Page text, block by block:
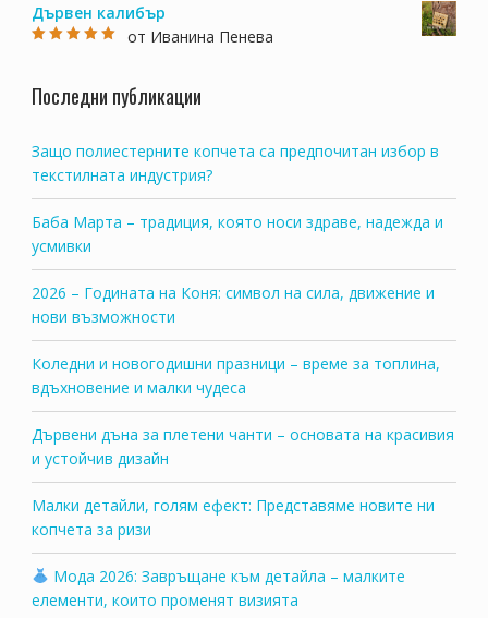
Дървен калибър
от Иванина Пенева
Последни публикации
Защо полиестерните копчета са предпочитан избор в
текстилната индустрия?
Баба Марта – традиция, която носи здраве, надежда и
усмивки
2026 – Годината на Коня: символ на сила, движение и
нови възможности
Коледни и новогодишни празници – време за топлина,
вдъхновение и малки чудеса
Дървени дъна за плетени чанти – основата на красивия
и устойчив дизайн
Малки детайли, голям ефект: Представяме новите ни
копчета за ризи
Мода 2026: Завръщане към детайла – малките
елементи, които променят визията